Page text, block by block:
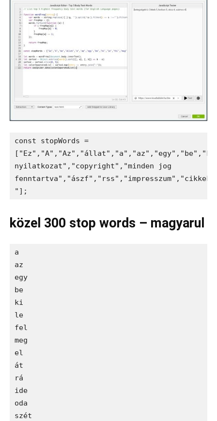
const stopWords =
nyilatkozat","copyright","minden jog
"];
közel 300 stop words – magyarul
a
az
egy
be
ki
le
fel
meg
el
át
rá
ide
oda
szét